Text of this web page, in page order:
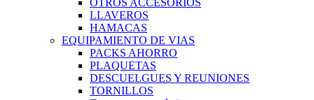
OTROS ACCESORIOS
LLAVEROS
HAMACAS
EQUIPAMIENTO DE VIAS
PACKS AHORRO
PLAQUETAS
DESCUELGUES Y REUNIONES
TORNILLOS